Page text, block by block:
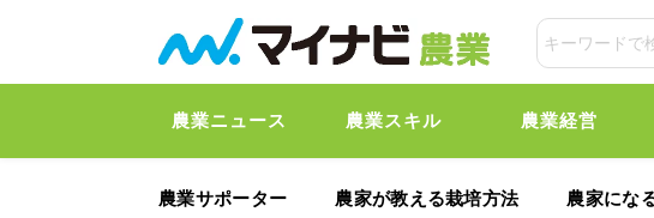
農業ニュース 農業スキル 農業経営
農業サポーター 農家が教える栽培方法 農家にな